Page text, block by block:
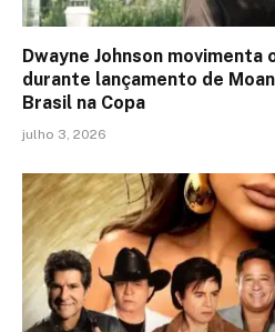
Dwayne Johnson movimenta
durante lançamento de
Brasil na Copa
julho 3, 2026